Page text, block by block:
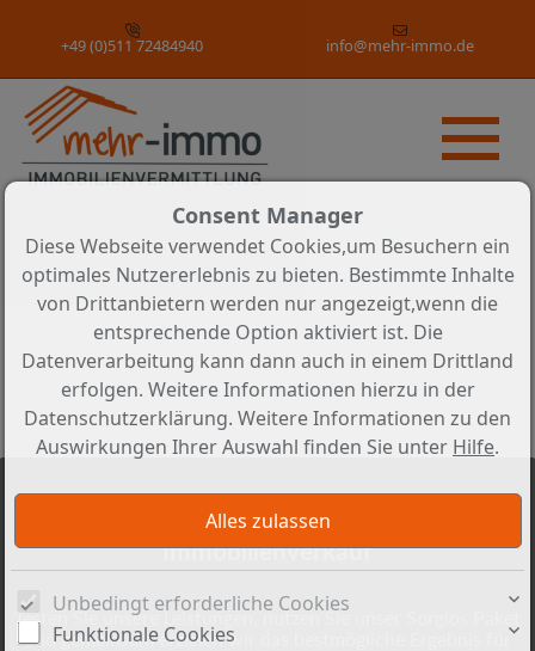
ERFOLGREICHER
Immobilienverkauf
Testen Sie unsere Leistungen, nutzen Sie unser Sorglos Paket
und gemeinsam erzielen wir das bestmögliche Ergebnis für
+49 (0)511 72484940 info@mehr-immo.de
Consent Manager
Diese Webseite verwendet Cookies,um Besuchern ein
optimales Nutzererlebnis zu bieten. Bestimmte Inhalte
von Drittanbietern werden nur angezeigt,wenn die
entsprechende Option aktiviert ist. Die
Datenverarbeitung kann dann auch in einem Drittland
erfolgen. Weitere Informationen hierzu in der
Datenschutzerklärung. Weitere Informationen zu den
Auswirkungen Ihrer Auswahl finden Sie unter Hilfe.
Unbedingt erforderliche Cookies
Funktionale Cookies